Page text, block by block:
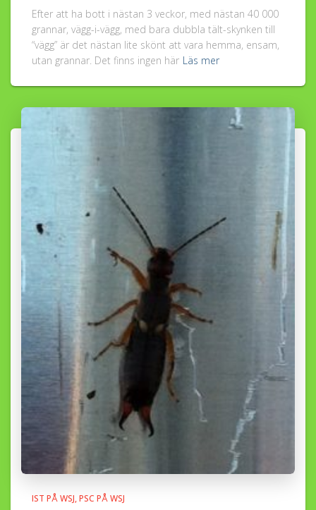
Efter att ha bott i nästan 3 veckor, med nästan 40 000
grannar, vägg-i-vägg, med bara dubbla tält-skynken till
“vägg” är det nästan lite skönt att vara hemma, ensam,
utan grannar. Det finns ingen här Läs mer
IST PÅ WSJ PSC PÅ WSJ